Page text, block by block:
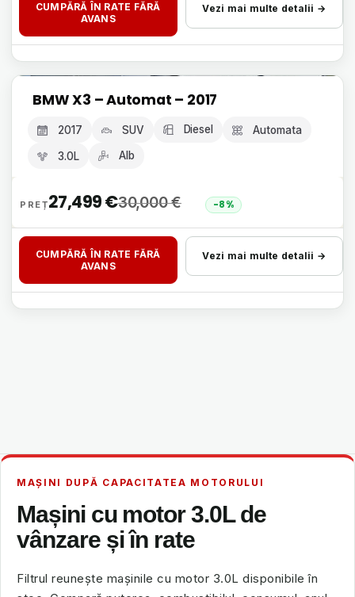
CUMPĂRĂ ÎN RATE FĂRĂ
AVANS
Vezi mai multe detalii →
GARANȚIE 12 LUNI
BMW X3 – Automat – 2017
2017 SUV Diesel Automata
3.0L Alb
30,000€
27,499€ -8%
CUMPĂRĂ ÎN RATE FĂRĂ
AVANS
Vezi mai multe detalii →
MAȘINI DUPĂ CAPACITATEA MOTORULUI
Mașini cu motor 3.0L de
vânzare și în rate
Filtrul reunește mașinile cu motor 3.0L disponibile în